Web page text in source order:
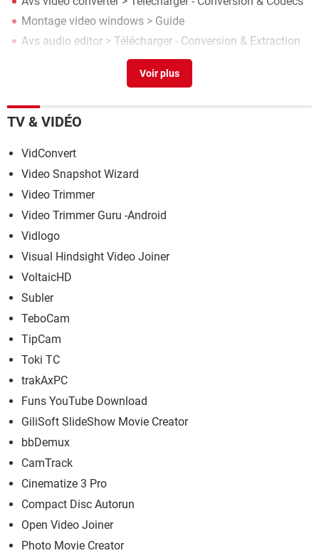
Montage video windows > Guide
Avs audio editor > Télécharger - Conversion & Extraction
Forum TV & Vidéo
Telecharger video youtube> Guide
TV & VIDÉO
VidConvert
Video Snapshot Wizard
Video Trimmer
Video Trimmer Guru -Android
Vidlogo
Visual Hindsight Video Joiner
VoltaicHD
Subler
TeboCam
TipCam
Toki TC
trakAxPC
Funs YouTube Download
GiliSoft SlideShow Movie Creator
bbDemux
CamTrack
Cinematize 3 Pro
Compact Disc Autorun
Open Video Joiner
Photo Movie Creator